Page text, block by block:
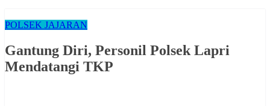
POLSEK JAJARAN
Gantung Diri, Personil Polsek Lapri
Mendatangi TKP